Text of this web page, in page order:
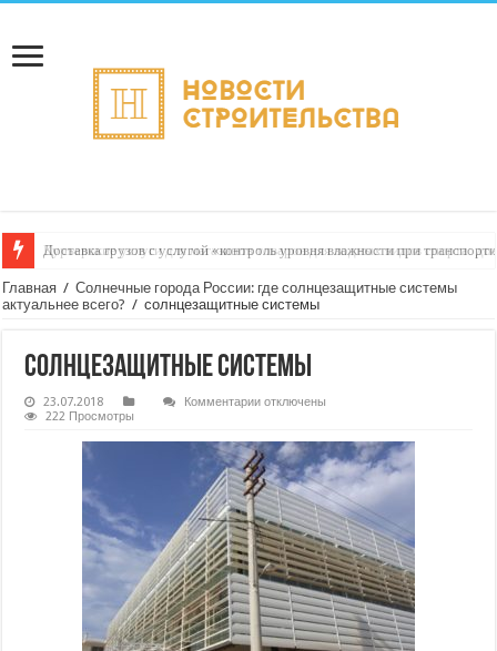
Доставка грузов с услугой «контроль уровня влажности при
Курьерские услуги для магазинов товаров для водных видов спорта:
Главная / Солнечные города России: где солнцезащитные системы
актуальнее всего? / солнцезащитные системы
солнцезащитные системы
23.07.2018 Комментариик
системы
отключены
222 Просмотры